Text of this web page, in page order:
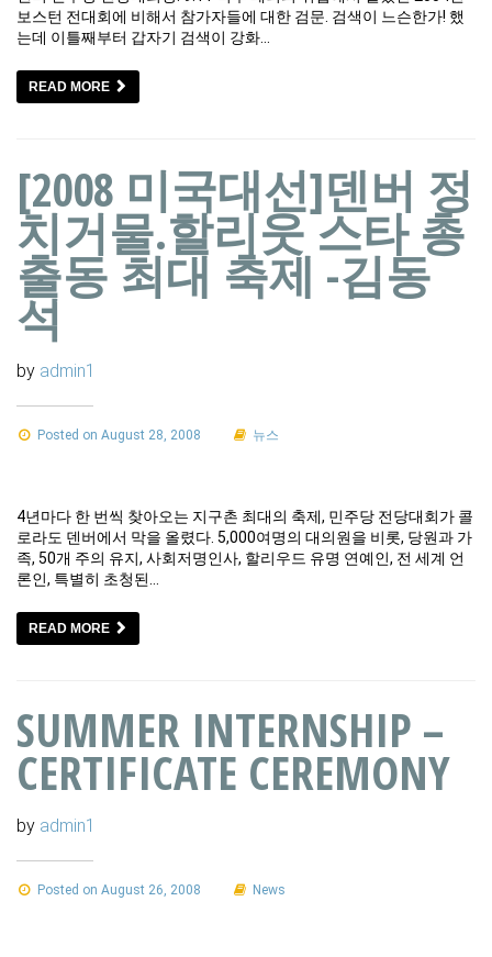
보스턴 전대회에 비해서 참가자들에 대한 검문. 검색이 느슨한가! 했
는데 이틀째부터 갑자기 검색이 강화…
READ MORE
[2008 미국대선]덴버 정
치거물.할리웃 스타 총
출동 최대 축제 -김동
석
by admin1
Posted on August 28, 2008 뉴스
4년마다 한 번씩 찾아오는 지구촌 최대의 축제, 민주당 전당대회가 콜
로라도 덴버에서 막을 올렸다. 5,000여명의 대의원을 비롯, 당원과 가
족, 50개 주의 유지, 사회저명인사, 할리우드 유명 연예인, 전 세계 언
론인, 특별히 초청된…
READ MORE
SUMMER INTERNSHIP –
CERTIFICATE CEREMONY
by admin1
Posted on August 26, 2008 News